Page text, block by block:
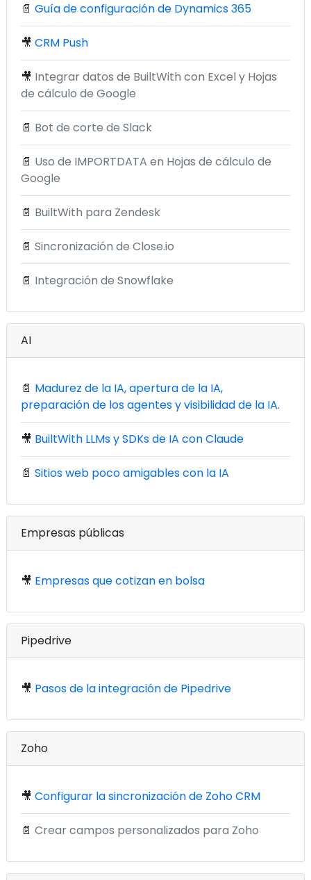
📄 Guía de configuración de Dynamics 365
🎥 CRM Push
🎥 Integrar datos de BuiltWith con Excel y Hojas
de cálculo de Google
📄 Bot de corte de Slack
📄 Uso de IMPORTDATA en Hojas de cálculo de
Google
📄 BuiltWith para Zendesk
📄 Sincronización de Close.io
📄 Integración de Snowflake
AI
📄 Madurez de la IA, apertura de la IA,
preparación de los agentes y visibilidad de la IA.
🎥 BuiltWith LLMs y SDKs de IA con Claude
📄 Sitios web poco amigables con la IA
Empresas públicas
🎥 Empresas que cotizan en bolsa
Pipedrive
🎥 Pasos de la integración de Pipedrive
Zoho
🎥 Configurar la sincronización de Zoho CRM
📄 Crear campos personalizados para Zoho